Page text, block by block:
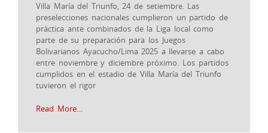
Villa María del Triunfo, 24 de setiembre. Las
preselecciones nacionales cumplieron un partido de
práctica ante combinados de la Liga local como
parte de su preparación para los Juegos
Bolivarianos Ayacucho/Lima 2025 a llevarse a cabo
entre noviembre y diciembre próximo. Los partidos
cumplidos en el estadio de Villa María del Triunfo
tuvieron el rigor
Read More…